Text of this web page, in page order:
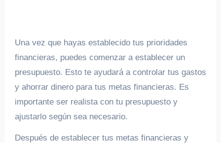
Una vez que hayas establecido tus prioridades
financieras, puedes comenzar a establecer un
presupuesto. Esto te ayudará a controlar tus gastos
y ahorrar dinero para tus metas financieras. Es
importante ser realista con tu presupuesto y
ajustarlo según sea necesario.
Después de establecer tus metas financieras y